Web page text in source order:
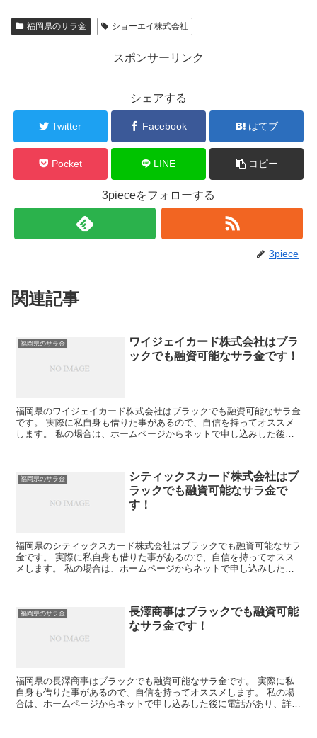
福岡県のサラ金 ショーエイ株式会社
スポンサーリンク
シェアする
Twitter Facebook はてブ
Pocket LINE コピー
3pieceをフォローする
3piece
関連記事
福岡県のサラ金
ワイジェイカード株式会社はブラ
ックでも融資可能なサラ金です！
福岡県のワイジェイカード株式会社はブラックでも融資可能なサラ金
です。 実際に私自身も借りた事があるので、自信を持ってオススメ
します。 私の場合は、ホームページからネットで申し込みした後に
福岡県のサラ金
シティックスカード株式会社はブ
ラックでも融資可能なサラ金で
す！
福岡県のシティックスカード株式会社はブラックでも融資可能なサラ
金です。 実際に私自身も借りた事があるので、自信を持ってオスス
メします。 私の場合は、ホームページからネットで申し込みした後
福岡県のサラ金
長澤商事はブラックでも融資可能
なサラ金です！
福岡県の長澤商事はブラックでも融資可能なサラ金です。 実際に私
自身も借りた事があるので、自信を持ってオススメします。 私の場
合は、ホームページからネットで申し込みした後に電話があり、詳細